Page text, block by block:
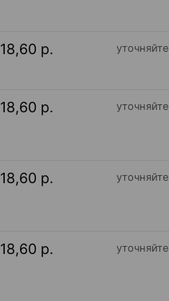
18,60 р. уточняйте
18,60 р. уточняйте
18,60 р. уточняйте
18,60 р. уточняйте